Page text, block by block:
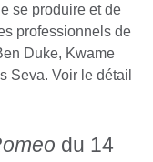
se produire et de
professionnels de
Duke, Kwame
Seva. Voir le détail
du 14